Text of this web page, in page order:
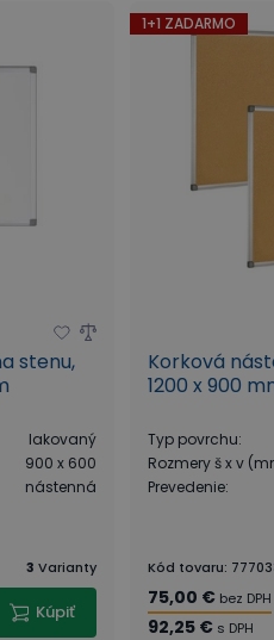
stenu,
lakovaný
900 x 600
nástenná
3 Varianty
Kúpiť
1+1 ZADARMO
Korková
1200 x 900
Typ povrchu:
Rozmery š x v
Prevedenie:
Kód tovaru:
75,00 € bez DPH
92,25 € s DPH